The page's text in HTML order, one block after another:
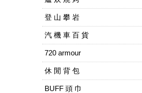
登 山 攀 岩
汽 機 車 百 貨
720 armour
休 閒 背 包
BUFF 頭 巾